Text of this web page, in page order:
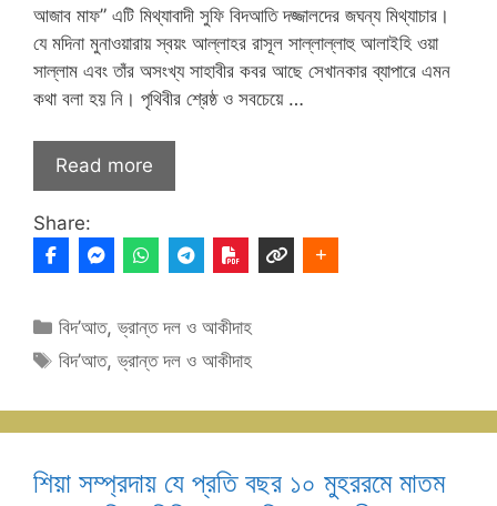
আজাব মাফ” এটি মিথ্যাবাদী সুফি বিদআতি দজ্জালদের জঘন্য মিথ্যাচার।
যে মদিনা মুনাওয়ারায় স্বয়ং আল্লাহর রাসূল সাল্লাল্লাহু আলাইহি ওয়া
সাল্লাম এবং তাঁর অসংখ্য সাহাবীর কবর আছে সেখানকার ব্যাপারে এমন
কথা বলা হয় নি। পৃথিবীর শ্রেষ্ঠ ও সবচেয়ে …
Read more
Share:
Categories
বিদ’আত,ভ্রান্ত দল ও আকীদাহ
Tags
বিদ’আত,ভ্রান্ত দল ও আকীদাহ
শিয়া সম্প্রদায় যে প্রতি বছর ১০ মুহররমে মাতম